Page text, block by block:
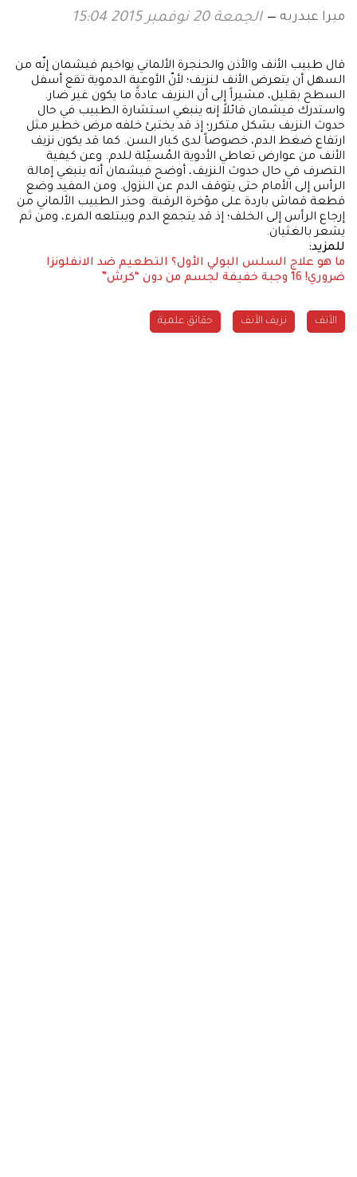
ميرا عبدربه الجمعة 20 نوفمبر 2015 15:04
قال طبيب الأنف والأذن والحنجرة الألماني يواخيم فيشمان إنّه من
السهل أن يتعرض الأنف لنزيف؛ لأنّ الأوعية الدموية تقع أسفل
السطح بقليل، مشيراً إلى أن النزيف عادةً ما يكون غير ضار.
واستدرك فيشمان قائلاً إنه ينبغي استشارة الطبيب في حال
حدوث النزيف بشكل متكرر؛ إذ قد يختبئ خلفه مرض خطير مثل
ارتفاع ضغط الدم، خصوصاً لدى كبار السن. كما قد يكون نزيف
الأنف من عوارض تعاطي الأدوية المُسيّلة للدم. وعن كيفية
التصرف في حال حدوث النزيف، أوضح فيشمان أنه ينبغي إمالة
الرأس إلى الأمام حتى يتوقف الدم عن النزول. ومن المفيد وضع
قطعة قماش باردة على مؤخرة الرقبة. وحذر الطبيب الألماني من
إرجاع الرأس إلى الخلف؛ إذ قد يتجمع الدم ويبتلعه المرء، ومن ثم
يشعر بالغثيان.
للمزيد:
ما هو علاج السلس البولي الأول؟ التطعيم ضد الانفلونزا
ضروري! 16 وجبة خفيفة لجسم من دون “كرش”
الأنف نزيف الأنف حقائق علمية